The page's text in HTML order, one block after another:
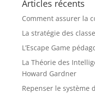
Articles récents
Comment assurer la
La stratégie des
L’Escape Game
La Théorie des
Howard Gardner
Repenser le système